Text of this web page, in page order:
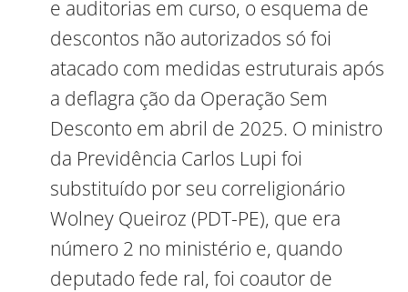
e auditorias em curso, o esquema de
descontos não autorizados só foi
atacado com medidas estruturais após
a deflagra ção da Operação Sem
Desconto em abril de 2025. O ministro
da Previdência Carlos Lupi foi
substituído por seu correligionário
Wolney Queiroz (PDT-PE), que era
número 2 no ministério e, quando
deputado fede ral, foi coautor de